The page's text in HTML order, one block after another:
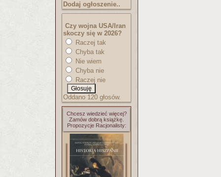
Dodaj ogłoszenie..
Czy wojna USA/Iran
skoczy się w 2026?
Raczej tak
Chyba tak
Nie wiem
Chyba nie
Raczej nie
Oddano 120 głosów.
Chcesz wiedzieć więcej?
Zamów dobrą książkę.
Propozycje Racjonalisty: